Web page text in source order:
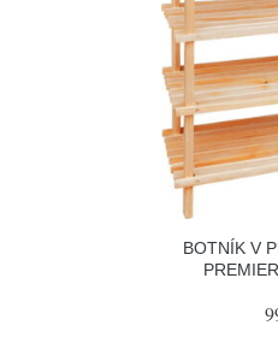
BOTNÍK V